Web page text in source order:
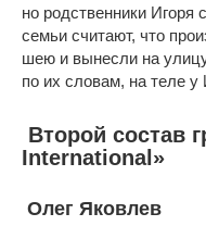
но родственники Игоря
семьи считают, что
шею и вынесли на
по их словам, на теле
Второй состав
International»
Олег Яковлев